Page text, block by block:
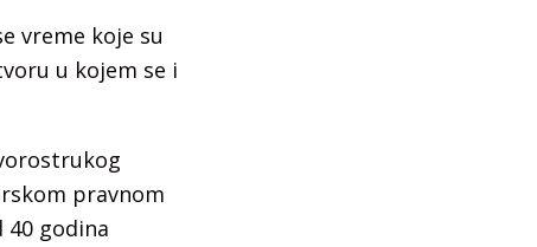
vreme koje su
u kojem se i
pravnom
40 godina